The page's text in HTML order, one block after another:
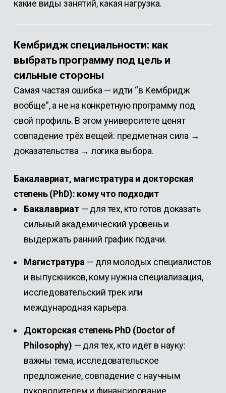
какие виды занятий, какая нагрузка.
Кембридж специальности: как
выбрать программу под цель и
сильные стороны
Самая частая ошибка — идти “в Кембридж
вообще”, а не на конкретную программу под
свой профиль. В этом университете ценят
совпадение трёх вещей: предметная сила →
доказательства → логика выбора.
Бакалавриат, магистратура и докторская
степень (PhD): кому что подходит
Бакалавриат— для тех, кто готов доказать
сильный академический уровень и
выдержать ранний график подачи.
Магистратура — для молодых специалистов
и выпускников, кому нужна специализация,
исследовательский трек или
международная карьера.
Докторская степень PhD (Doctor of
Philosophy) — для тех, кто идёт в науку:
важны тема, исследовательское
предложение, совпадение с научным
руководителем и финансирование.